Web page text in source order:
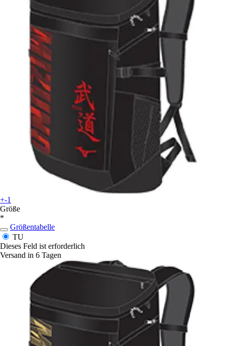
+-1
Größe
*
Größentabelle
TU
Dieses Feld ist erforderlich
Versand in 6 Tagen